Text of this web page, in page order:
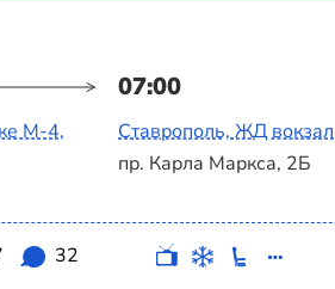
07:00
М-4,
Ставрополь, ЖД вокзал
пр. Карла Маркса, 2Б
32